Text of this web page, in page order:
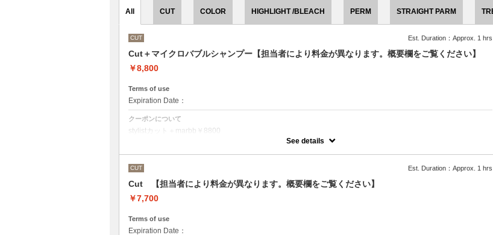
All CUT COLOR HIGHLIGHT /BLEACH PERM STRAIGHT PARM
CUT Est. Duration：Approx. 1 hrs
Cut＋マイクロバブルシャンプー【担当者により料金が異なります。概要欄をご覧ください】
￥8,800
Terms of use
Expiration Date：
クーポンについて
stylistカット＋marbb￥8800
魔法のバブルmarbbを使ったカット＆シャンプーです。
シャンプースタイリング代が含まれております。
See details
CUT Est. Duration：Approx. 1 hrs
Cut 【担当者により料金が異なります。概要欄をご覧ください】
￥7,700
Terms of use
Expiration Date：